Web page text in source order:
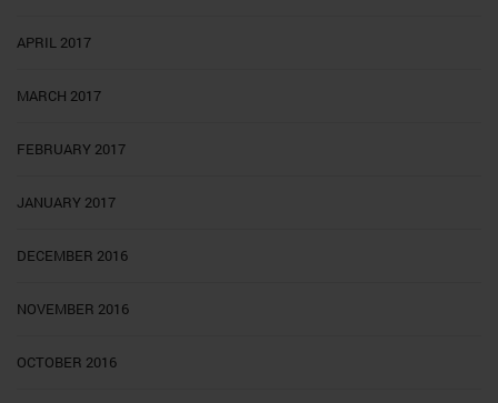
APRIL 2017
MARCH 2017
FEBRUARY 2017
JANUARY 2017
DECEMBER 2016
NOVEMBER 2016
OCTOBER 2016